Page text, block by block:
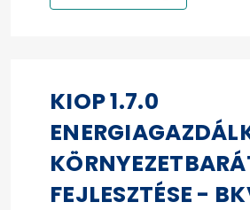
KIOP 1.7.0
FEJLESZTÉSE -